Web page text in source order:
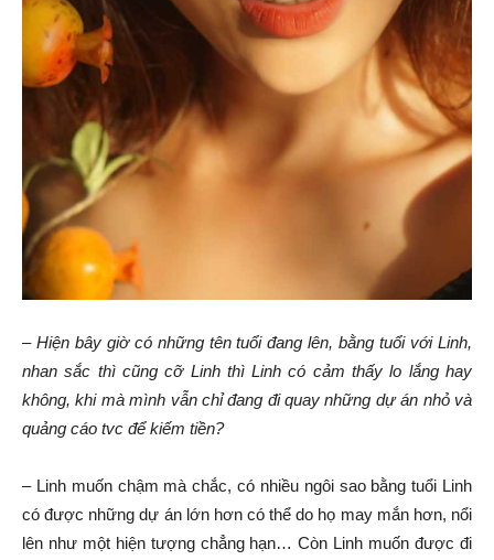
–Hiện bây giờ có những tên tuổi đang lên, bằng tuổi với Linh,
nhan sắc thì cũng cỡ Linh thì Linh có cảm thấy lo lắng hay
không, khi mà mình vẫn chỉ đang đi quay những dự án nhỏ và
quảng cáo tvc để kiếm tiền?
– Linh muốn chậm mà chắc, có nhiều ngôi sao bằng tuổi Linh
có được những dự án lớn hơn có thể do họ may mắn hơn, nổi
lên như một hiện tượng chẳng hạn… Còn Linh muốn được đi